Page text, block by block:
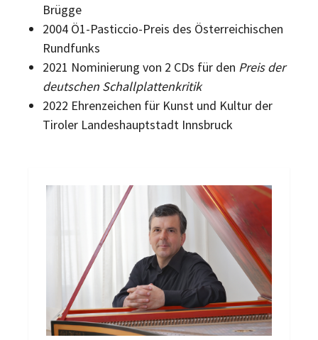
Brügge
2004 Ö1-Pasticcio-Preis des Österreichischen
Rundfunks
2021 Nominierung von 2 CDs für den Preis der
deutschen Schallplattenkritik
2022 Ehrenzeichen für Kunst und Kultur der
Tiroler Landeshauptstadt Innsbruck